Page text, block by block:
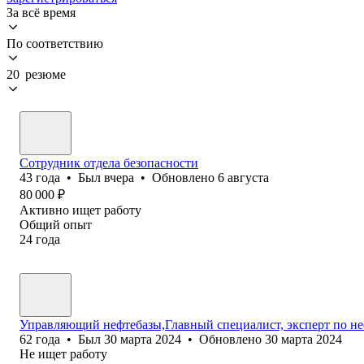
За всё время
По соответствию
20 резюме
Сотрудник отдела безопасности
43 года • Был вчера • Обновлено 6 августа
80 000 ₽
Активно ищет работу
Общий опыт
24 года
Управляющий нефтебазы,Главный специалист, эксперт по
62 года • Был 30 марта 2024 • Обновлено 30 марта 2024
Не ищет работу